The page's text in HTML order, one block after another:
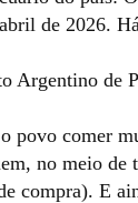
de 2026.
de
povo comer
no meio de
compra). E